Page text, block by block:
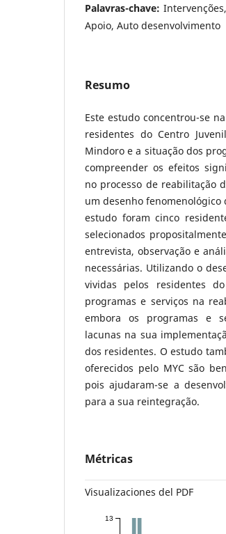
Palavras-chave:
Apoio, Auto desenvolvimento
Resumo
Este estudo concentrou-se
residentes do Centro
Mindoro e a situação dos
compreender os efeitos
no processo de reabilitação
um desenho
estudo foram cinco
selecionados
entrevista, observação e
necessárias. Utilizando o
vividas pelos residentes
programas e serviços na
embora os programas e
lacunas na sua
dos residentes. O estudo
oferecidos pelo MYC são
pois ajudaram-se a
para a sua reintegração.
Métricas
Visualizaciones del PDF
13